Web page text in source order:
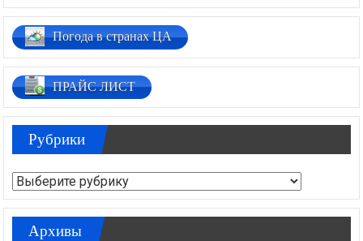
Погода в странах ЦА
ПРАЙС ЛИСТ
Рубрики
Рубрики
Архивы